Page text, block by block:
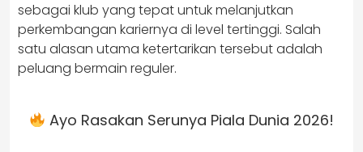
sebagai klub yang tepat untuk melanjutkan
perkembangan kariernya di level tertinggi. Salah
satu alasan utama ketertarikan tersebut adalah
peluang bermain reguler.
Ayo Rasakan Serunya Piala Dunia 2026!